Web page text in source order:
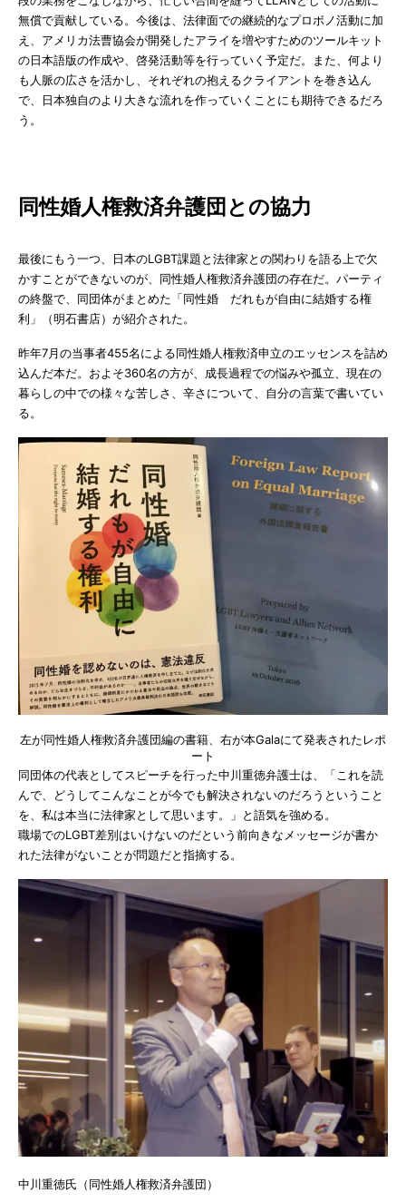
無償で貢献している。今後は、法律面での継続的なプロボノ活動に加
え、アメリカ法曹協会が開発したアライを増やすためのツールキット
の日本語版の作成や、啓発活動等を行っていく予定だ。また、何より
も人脈の広さを活かし、それぞれの抱えるクライアントを巻き込ん
で、日本独自のより大きな流れを作っていくことにも期待できるだろ
う。
同性婚人権救済弁護団との協力
最後にもう一つ、日本のLGBT課題と法律家との関わりを語る上で欠
かすことができないのが、同性婚人権救済弁護団の存在だ。パーティ
の終盤で、同団体がまとめた「同性婚 だれもが自由に結婚する権
利」（明石書店）が紹介された。
昨年7月の当事者455名による同性婚人権救済申立のエッセンスを詰め
込んだ本だ。およそ360名の方が、成長過程での悩みや孤立、現在の
暮らしの中での様々な苦しさ、辛さについて、自分の言葉で書いてい
る。
左が同性婚人権救済弁護団編の書籍、右が本Galaにて発表されたレポ
ート
同団体の代表としてスピーチを行った中川重徳弁護士は、「これを読
んで、どうしてこんなことが今でも解決されないのだろうということ
を、私は本当に法律家として思います。」と語気を強める。
職場でのLGBT差別はいけないのだという前向きなメッセージが書か
れた法律がないことが問題だと指摘する。
中川重徳氏（同性婚人権救済弁護団）